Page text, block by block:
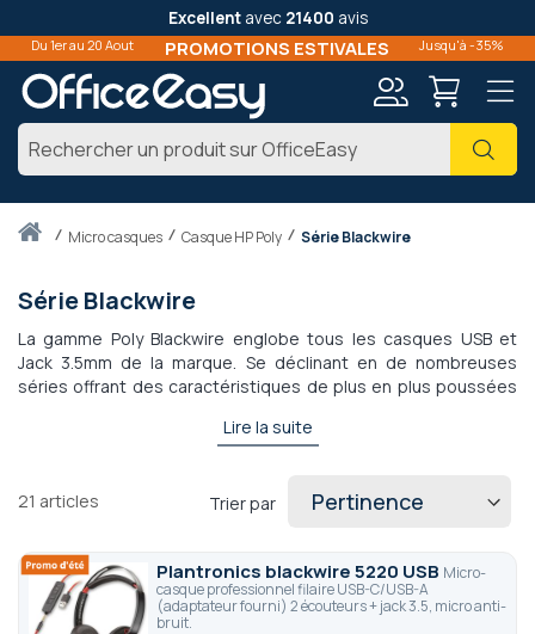
Excellentavec 21400 avis
Du 1er au 20 Aout PROMOTIONS ESTIVALES Jusqu'à -35%
Accueilmicro casques Casque HP Poly Série Blackwire
Série Blackwire
La gamme Poly Blackwire englobe tous les casques USB et
Jack 3.5mm de la marque. Se déclinant en de nombreuses
séries offrant des caractéristiques de plus en plus poussées
Blackwire se démarque par un design sobre et novateur.
utilisation Plug & Play : Branchez, et c'est prêt !
Lire la suite
21 articles Trier par
Plantronics blackwire 5220 USB Micro-
casque professionnel filaire USB-C/USB-A
(adaptateur fourni) 2 écouteurs + jack 3.5, micro anti-
bruit.